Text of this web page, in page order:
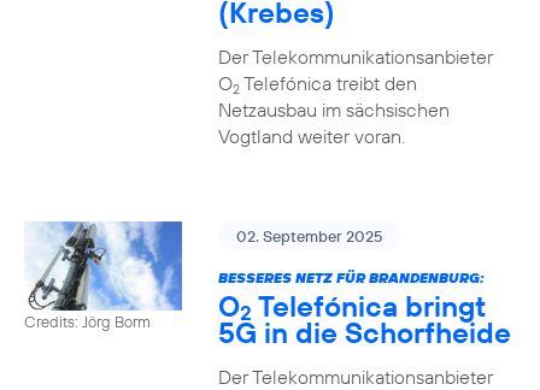
(Krebes)
Der Telekommunikationsanbieter
O2Telefónica treibt den
Netzausbau im sächsischen
Vogtland weiter voran.
Credits: Jörg Borm
02. September 2025
BESSERES NETZ FÜR BRANDENBURG:
O2 Telefónica bringt
5G in die Schorfheide
Der Telekommunikationsanbieter